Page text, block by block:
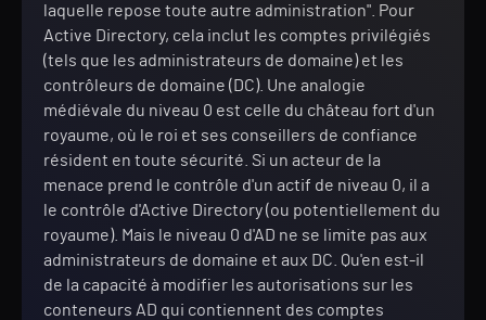
laquelle repose toute autre administration". Pour
Active Directory, cela inclut les comptes privilégiés
(tels que les administrateurs de domaine) et les
contrôleurs de domaine (DC). Une analogie
médiévale du niveau 0 est celle du château fort d'un
royaume, où le roi et ses conseillers de confiance
résident en toute sécurité. Si un acteur de la
menace prend le contrôle d'un actif de niveau 0, il a
le contrôle d'Active Directory (ou potentiellement du
royaume). Mais le niveau 0 d'AD ne se limite pas aux
administrateurs de domaine et aux DC. Qu'en est-il
de la capacité à modifier les autorisations sur les
conteneurs AD qui contiennent des comptes